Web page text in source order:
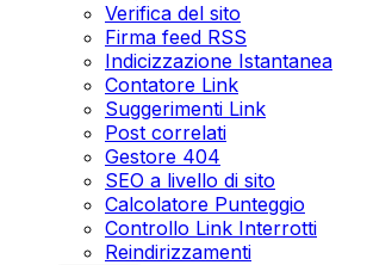
Verifica del sito
Firma feed RSS
Indicizzazione Istantanea
Contatore Link
Suggerimenti Link
Post correlati
Gestore 404
SEO a livello di sito
Calcolatore Punteggio
Controllo Link Interrotti
Reindirizzamenti